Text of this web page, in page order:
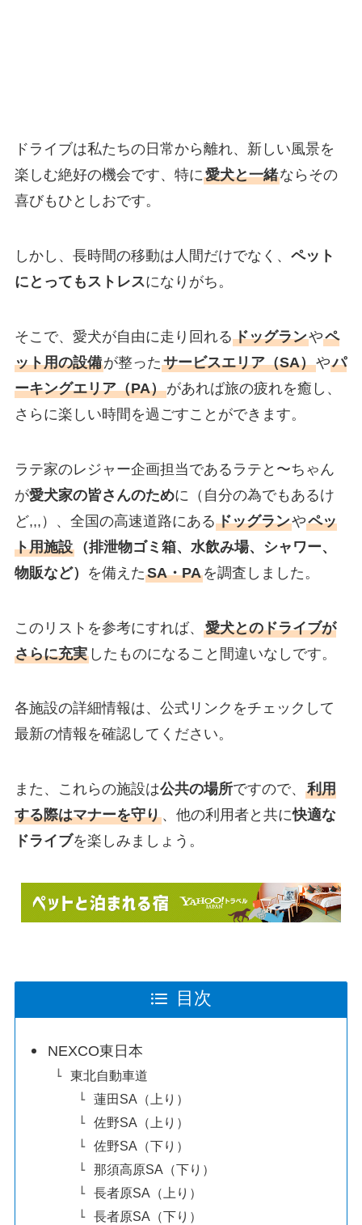
ドライブは私たちの日常から離れ、新しい風景を
楽しむ絶好の機会です、特に愛犬と一緒ならその
喜びもひとしおです。
しかし、長時間の移動は人間だけでなく、 ペット
にとってもストレスになりがち。
そこで、愛犬が自由に走り回れるドッグランやペ
ット用の設備が整ったサービスエリア（SA）やパ
ーキングエリア（PA）があれば旅の疲れを癒し、
さらに楽しい時間を過ごすことができます。
ラテ家のレジャー企画担当であるラテと〜ちゃん
が愛犬家の皆さんのために（自分の為でもあるけ
ど,,,）、全国の高速道路にあるドッグランやペッ
ト用施設（排泄物ゴミ箱、水飲み場、シャワー、
物販など）
を備えたSA・PAを調査しました。
このリストを参考にすれば、 愛犬とのドライブが
さらに充実したものになること間違いなしです。
各施設の詳細情報は、公式リンクをチェックして
最新の情報を確認してください。
また、これらの施設は公共の場所ですので、 利用
する際はマナーを守り、他の利用者と共に快適な
ドライブを楽しみましょう。
目次
NEXCO東日本
東北自動車道
蓮田SA（上り）
佐野SA（上り）
佐野SA（下り）
那須高原SA（下り）
長者原SA（上り）
長者原SA（下り）